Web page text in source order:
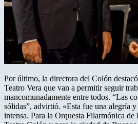
Por último, la directora del Colón
Teatro Vera que van a permitir seguir
mancomunadamente entre todos. “Las
sólidas”, advirtió. «Esta fue una alegría
intensa. Para la Orquesta Filarmónica de